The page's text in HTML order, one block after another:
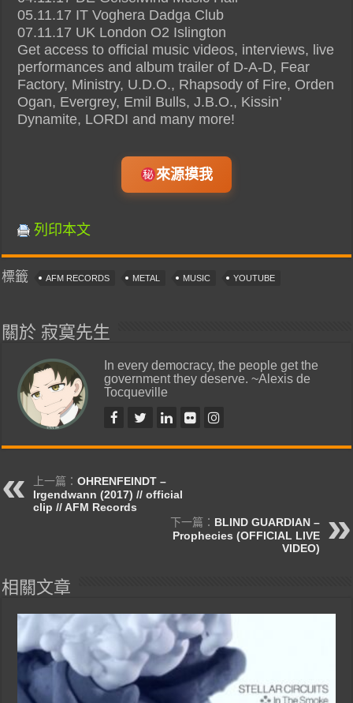
05.11.17 IT Voghera Dadga Club
07.11.17 UK London O2 Islington
Get access to official music videos, interviews, live
performances and album trailer of D-A-D, Fear
Factory, Ministry, U.D.O., Rhapsody of Fire, Orden
Ogan, Evergrey, Emil Bulls, J.B.O., Kissin’
Dynamite, LORDI and many more!
來源摸我
列印本文
標籤 AFM RECORDS METAL MUSIC YOUTUBE
關於 寂寞先生
In every democracy, the people get the
government they deserve. ~Alexis de
Tocqueville
上一篇：OHRENFEINDT –
Irgendwann (2017) // official
clip // AFM Records
下一篇： BLIND GUARDIAN –
Prophecies (OFFICIAL LIVE
VIDEO)
相關文章